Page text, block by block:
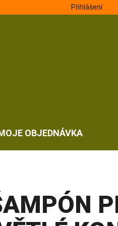
Přihlášení
OBJEDNÁVKA